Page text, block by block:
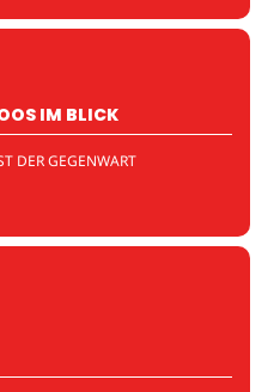
IM BLICK
DER GEGENWART